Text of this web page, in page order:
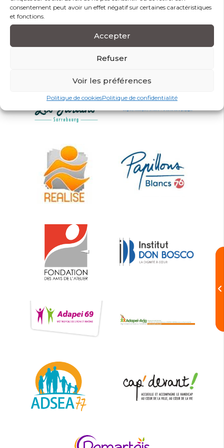
consentement peut avoir un effet négatif sur certaines caractéristiques
et fonctions.
Accepter
Refuser
Voir les préférences
Politique de cookiesPolitique de confidentialité
Ils nous font confiance